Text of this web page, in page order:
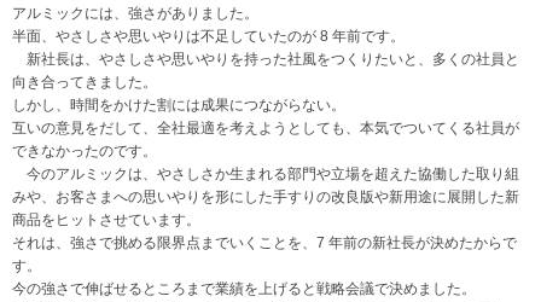
アルミックには、強さがありました。
半面、やさしさや思いやりは不足していたのが 8 年前です。
新社長は、やさしさや思いやりを持った社風をつくりたいと、多くの社員と
向き合ってきました。
しかし、時間をかけた割には成果につながらない。
互いの意見をだして、全社最適を考えようとしても、本気でついてくる社員が
できなかったのです。
今のアルミックは、やさしさか生まれる部門や立場を超えた協働した取り組
みや、お客さまへの思いやりを形にした手すりの改良版や新用途に展開した新
商品をヒットさせています。
それは、強さで挑める限界点までいくことを、7 年前の新社長が決めたからで
す。
今の強さで伸ばせるところまで業績を上げると戦略会議で決めました。